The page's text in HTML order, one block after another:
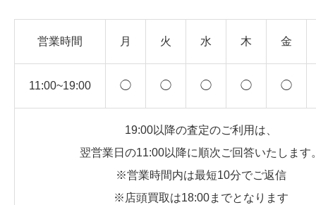
営業時間 月 火 水 木 金
11:00~19:00 ◯ ◯ ◯ ◯ ◯
19:00以降の査定のご利用は、
翌営業日の11:00以降に順次ご回答いたします
※営業時間内は最短10分でご返信
※店頭買取は18:00までとなります